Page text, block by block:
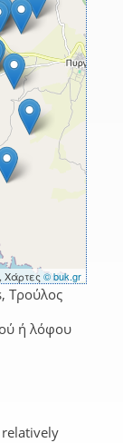
, Χάρτες © buk.gr
Τρούλος
ή λόφου